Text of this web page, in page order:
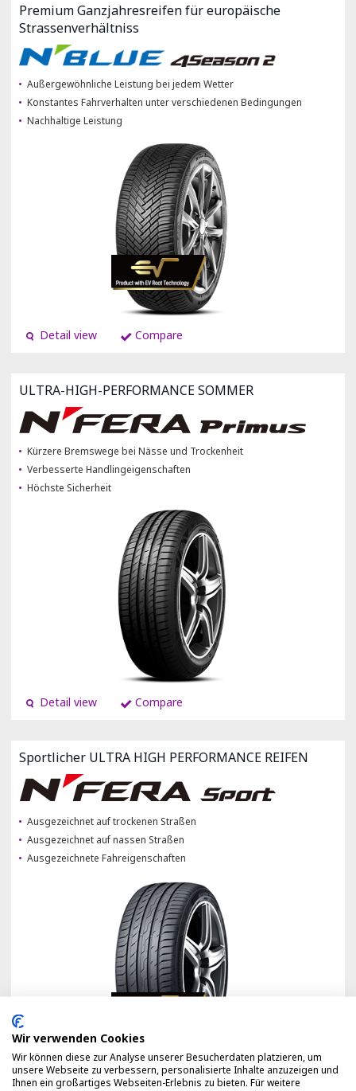
Premium Ganzjahresreifen für europäische
Strassenverhältniss
Außergewöhnliche Leistung bei jedem Wetter
Konstantes Fahrverhalten unter verschiedenen Bedingungen
Nachhaltige Leistung
Detail view Compare
ULTRA-HIGH-PERFORMANCE SOMMER
Kürzere Bremswege bei Nässe und Trockenheit
Verbesserte Handlingeigenschaften
Höchste Sicherheit
Detail view Compare
Sportlicher ULTRA HIGH PERFORMANCE REIFEN
Ausgezeichnet auf trockenen Straßen
Ausgezeichnet auf nassen Straßen
Ausgezeichnete Fahreigenschaften
Detail view Compare
Wir verwenden Cookies
Wir können diese zur Analyse unserer Besucherdaten platzieren, um
unsere Webseite zu verbessern, personalisierte Inhalte anzuzeigen und
Ihnen ein großartiges Webseiten-Erlebnis zu bieten. Für weitere